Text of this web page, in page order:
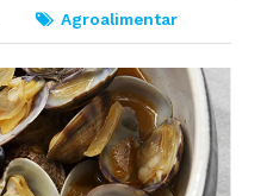
Agroalimentar